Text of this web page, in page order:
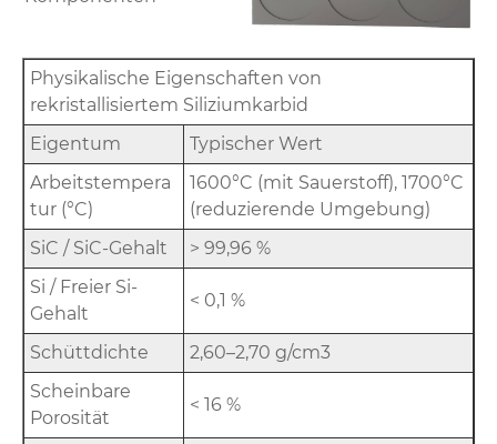
Physikalische Eigenschaften von
rekristallisiertem Siliziumkarbid
Eigentum
Typischer Wert
Arbeitstempera
tur (°C)
1600°C (mit Sauerstoff), 1700°C
(reduzierende Umgebung)
SiC / SiC-Gehalt
> 99,96 %
Si / Freier Si-
Gehalt
< 0,1 %
Schüttdichte
2,60–2,70 g/cm3
Scheinbare
Porosität
< 16 %